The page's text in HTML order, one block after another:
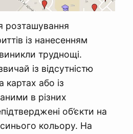
розташування
із нанесенням
труднощі.
із відсутністю
картах або із
в різних
об’єкти на
кольору. На